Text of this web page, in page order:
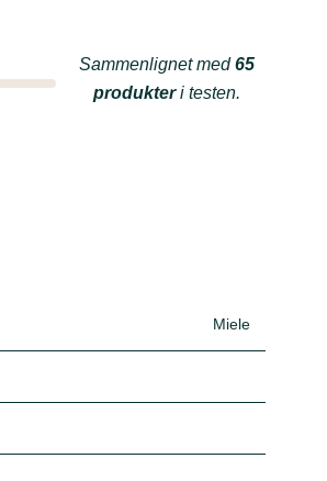
Sammenlignet med65
produkteri testen.
Miele